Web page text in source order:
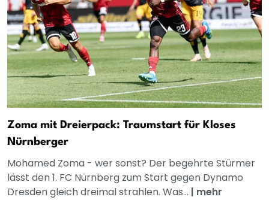
Zoma mit Dreierpack: Traumstart für Kloses
Nürnberger
Mohamed Zoma - wer sonst? Der begehrte Stürmer
lässt den 1. FC Nürnberg zum Start gegen Dynamo
Dresden gleich dreimal strahlen. Was... | mehr